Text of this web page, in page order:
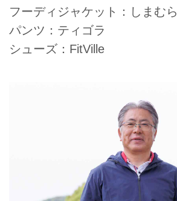
フーディジャケット：しまむら
パンツ：ティゴラ
シューズ：FitVille